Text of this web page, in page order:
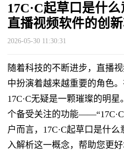
17C·C起草口是什
直播视频软件的创
2026-05-30 11:30:31
随着科技的不断进步，直播
中扮演着越来越重要的角色。
17C·C无疑是一颗璀璨的明
个备受关注的功能
户而言，17C·C起草口是什
入解析这一概念，帮助您更